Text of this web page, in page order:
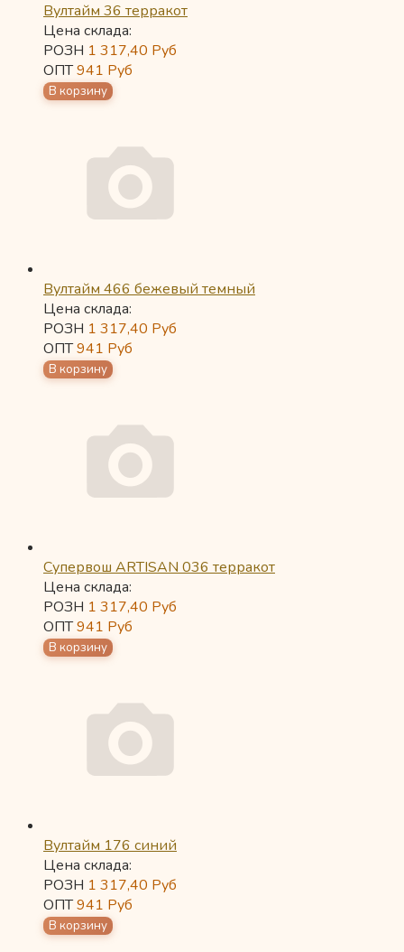
Вултайм 36 терракот
Цена склада:
РОЗН 1 317,40 Руб
ОПТ941 Руб
Вултайм 466 бежевый темный
Цена склада:
РОЗН 1 317,40 Руб
ОПТ941 Руб
Супервош ARTISAN 036 терракот
Цена склада:
РОЗН 1 317,40 Руб
ОПТ941 Руб
Вултайм 176 синий
Цена склада:
РОЗН 1 317,40 Руб
ОПТ941 Руб